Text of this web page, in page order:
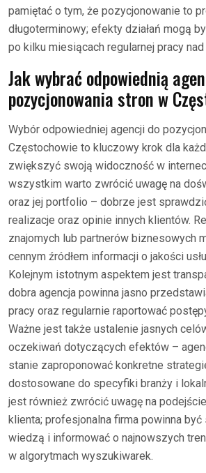
pamiętać o tym, że pozycjonowanie to
długoterminowy; efekty działań mogą
po kilku miesiącach regularnej pracy
Jak wybrać odpowiednią
pozycjonowania stron w
Wybór odpowiedniej agencji do
Częstochowie to kluczowy krok dla
zwiększyć swoją widoczność w
wszystkim warto zwrócić uwagę na
oraz jej portfolio – dobrze jest
realizacje oraz opinie innych klientów.
znajomych lub partnerów biznesowych
cennym źródłem informacji o jakości
Kolejnym istotnym aspektem jest
dobra agencja powinna jasno
pracy oraz regularnie raportować
Ważne jest także ustalenie jasnych
oczekiwań dotyczących efektów –
stanie zaproponować konkretne
dostosowane do specyfiki branży i
jest również zwrócić uwagę na
klienta; profesjonalna firma powinna być
wiedzą i informować o najnowszych
w algorytmach wyszukiwarek.